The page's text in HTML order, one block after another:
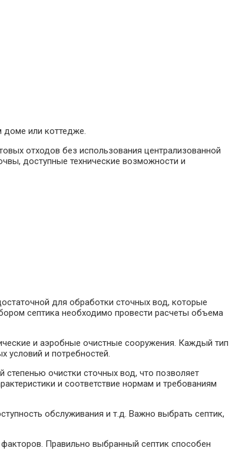
доме или коттедже.
отходов без использования централизованной
доступные технические возможности и
для обработки сточных вод, которые
септика необходимо провести расчеты объема
и аэробные очистные сооружения. Каждый тип
условий и потребностей.
очистки сточных вод, что позволяет
и соответствие нормам и требованиям
обслуживания и т.д. Важно выбрать септик,
Правильно выбранный септик способен